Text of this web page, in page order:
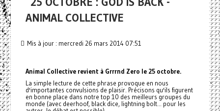
ANIMAL COLLECTIVE
Mis à jour : mercredi 26 mars 2014 07:51
Animal Collective revient à Grrrnd Zero le 25 octobre.
La simple lecture de cette phrase provoque en nous
d'importantes convulsions de plaisir. Précisons qu'ils figurent
en bonne place dans notre top 10 des meilleurs groupes du
monde (avec deerhoof, black dice, lightning bolt... pour les